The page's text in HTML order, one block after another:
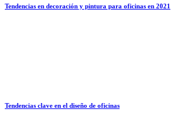
Tendencias en decoración y pintura para oficinas en 2021
Tendencias clave en el diseño de oficinas